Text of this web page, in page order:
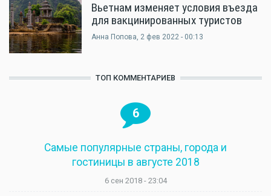
Вьетнам изменяет условия въезда
для вакцинированных туристов
Анна Попова, 2 фев 2022 - 00:13
ТОП КОММЕНТАРИЕВ
6
Самые популярные страны, города и
гостиницы в августе 2018
6 сен 2018 - 23:04